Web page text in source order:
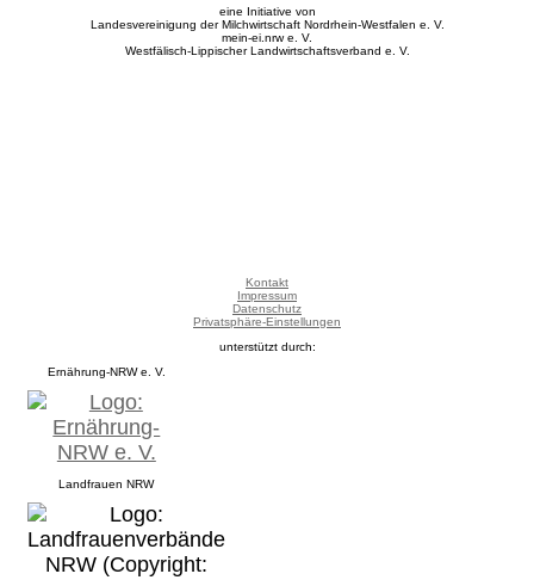
eine Initiative von
Landesvereinigung der Milchwirtschaft Nordrhein-Westfalen e. V.
mein-ei.nrw e. V.
Westfälisch-Lippischer Landwirtschaftsverband e. V.
Kontakt
Impressum
Datenschutz
Privatsphäre-Einstellungen
unterstützt durch:
Ernährung-NRW e. V.
Landfrauen NRW